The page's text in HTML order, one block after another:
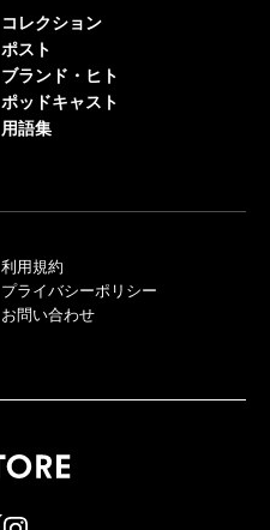
コレクション
ポスト
ブランド・ヒト
ポッドキャスト
用語集
利用規約
プライバシーポリシー
お問い合わせ